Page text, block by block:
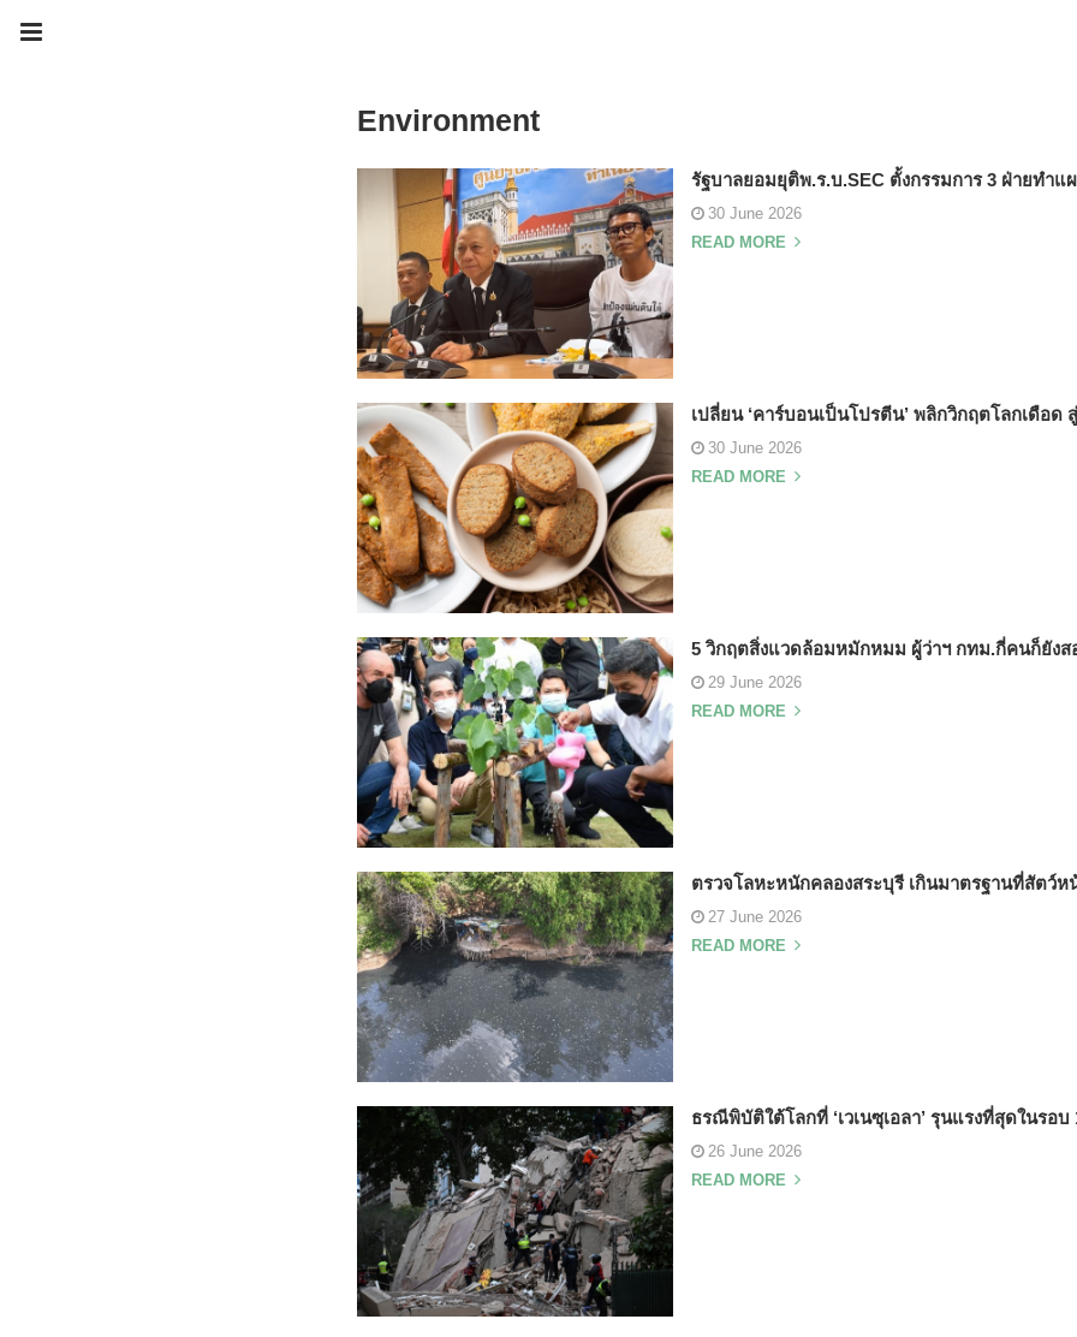
Environment
รัฐบาลยอมยุติพ.ร.บ.SEC ตั้งกรรมการ 3 ฝ่ายทำ
30 June 2026
READ MORE
เปลี่ยน ‘คาร์บอนเป็นโปรตีน’ พลิกวิกฤตโลกเดือด
30 June 2026
READ MORE
5 วิกฤตสิ่งแวดล้อมหมักหมม ผู้ว่าฯ กทม.กี่คนก็ยังส
29 June 2026
READ MORE
ตรวจโลหะหนักคลองสระบุรี เกินมาตรฐานที่สัตว์
27 June 2026
READ MORE
ธรณีพิบัติใต้โลกที่ ‘เวเนซุเอลา’ รุนแรงที่สุดในรอบ
26 June 2026
READ MORE